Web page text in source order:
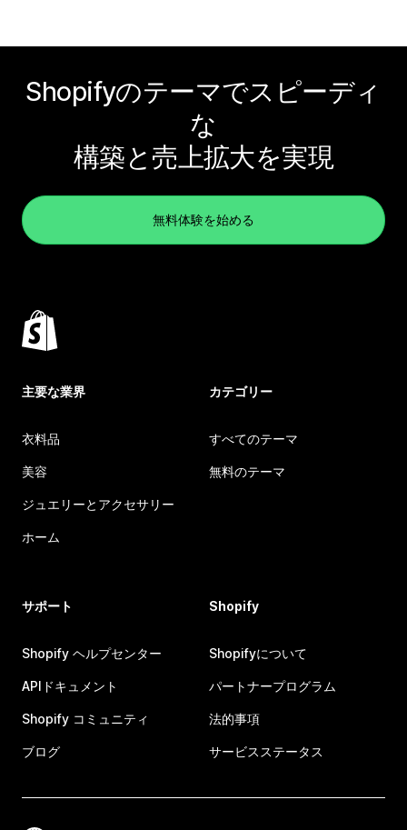
Shopifyのテーマでスピーディ
な
構築と売上拡大を実現
無料体験を始める
主要な業界
衣料品
美容
ジュエリーとアクセサリー
ホーム
カテゴリー
すべてのテーマ
無料のテーマ
サポート
Shopify ヘルプセンター
APIドキュメント
Shopify コミュニティ
ブログ
Shopify
Shopifyについて
パートナープログラム
法的事項
サービスステータス